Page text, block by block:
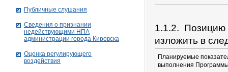
1.1.2.
изложить в
Планируемые
выполнения
Публичные слушания
Сведения о признании
недействующими НПА
администрации города Кировскa
Оценка регулирующего
воздействия